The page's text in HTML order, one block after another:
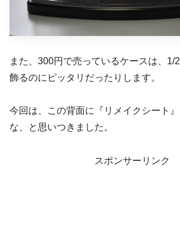
また、300円で売っているケースは、1/
飾るのにピッタリだったりします。
今回は、この背面に『リメイクシート
な、と思いつきました。
スポンサーリンク